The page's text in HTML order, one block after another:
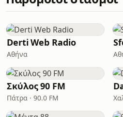
Derti Web Radio
Αθήνα
Σκύλος 90 FM
Πάτρα · 90.0 FM